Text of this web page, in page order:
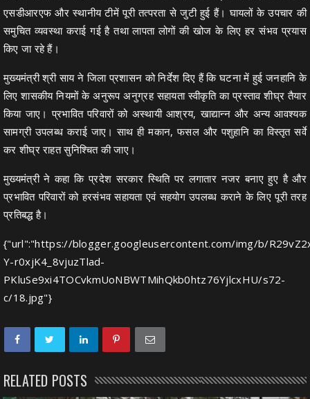
एसडीआरएफ और स्थानीय टीमें पूरी तत्परता से जुटी हुई हैं। घायलों के उपचार की
समुचित व्यवस्था कराई गई है तथा लापता लोगों की खोज के लिए हर संभव प्रयास
किए जा रहे हैं।
मुख्यमंत्री श्री साय ने जिला प्रशासन को निर्देश दिए हैं कि घटना में हुई जनहानि के
लिए शासकीय नियमों के अनुरूप अनुग्रह सहायता स्वीकृति का प्रस्ताव शीघ्र तैयार
किया जाए। प्रभावित परिवारों को अस्थायी आश्रय, खाद्यान्न और अन्य आवश्यक
सामग्री उपलब्ध कराई जाए। साथ ही मकान, फसल और पशुहानि का विस्तृत सर्वे
कर शीघ्र राहत सुनिश्चित की जाए।
मुख्यमंत्री ने कहा कि प्रदेश सरकार स्थिति पर लगातार नजर बनाए हुए है और
प्रभावित परिवारों को हरसंभव सहायता एवं सहयोग उपलब्ध कराने के लिए पूरी तरह
प्रतिबद्ध है।
{"url":"https://blogger.googleusercontent.com/img/b/
Y-r0xjK4_8vjuzTlad-
PKluSe9xi4TOCvkmUoNBWTMihQkb0htz76YjlcxHU/s72-
c/18.jpg"}
RELATED POSTS